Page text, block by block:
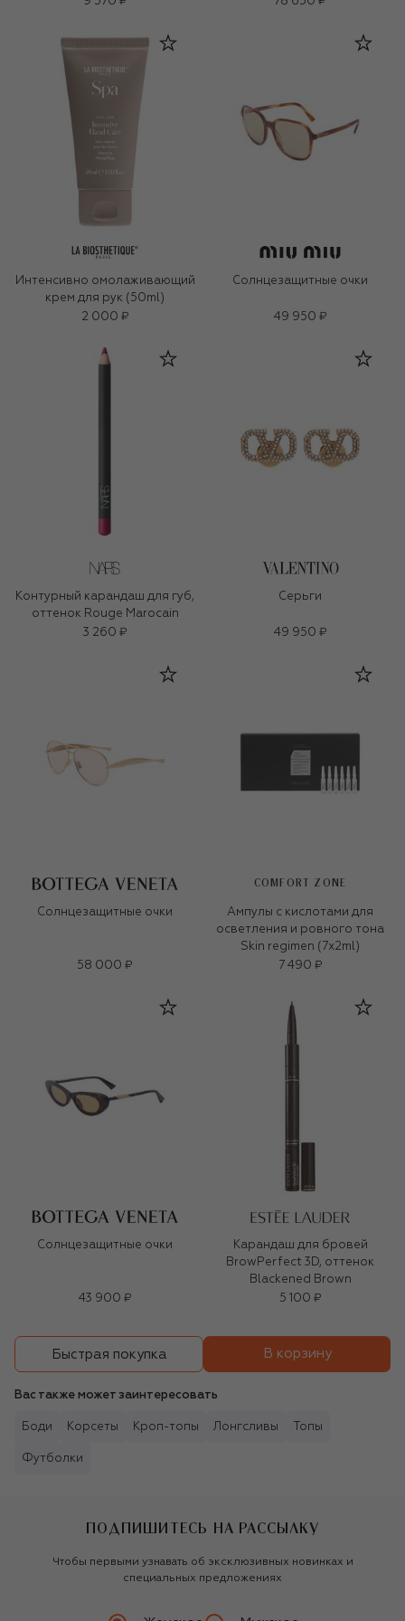
Интенсивно омолаживающий
крем для рук (50ml)
2 000 ₽
Солнцезащитные очки
49 950 ₽
Контурный карандаш для губ,
оттенок Rouge Marocain
3 260 ₽
Серьги
49 950 ₽
Солнцезащитные очки
58 000 ₽
COMFORT ZONE
Ампулы с кислотами для
осветления и ровного тона
Skin regimen (7х2ml)
7 490 ₽
Солнцезащитные очки
43 900 ₽
Карандаш для бровей
BrowPerfect 3D, оттенок
Blackened Brown
5 100 ₽
Быстрая покупка В корзину
Вас также может заинтересовать
Боди Корсеты Кроп-топы Лонгсливы Топы
Футболки
ПОДПИШИТЕСЬ НА РАССЫЛКУ
Чтобы первыми узнавать об эксклюзивных новинках и
специальных предложениях